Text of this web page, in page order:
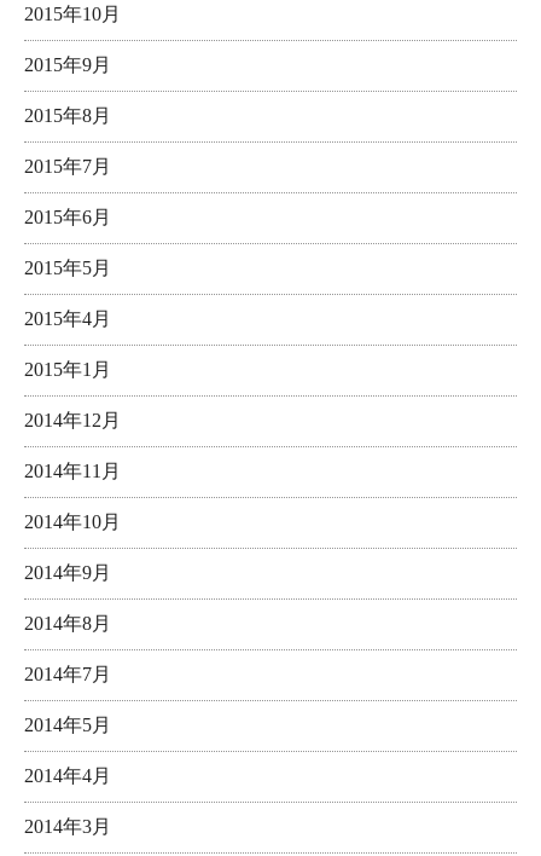
2015年10月
2015年9月
2015年8月
2015年7月
2015年6月
2015年5月
2015年4月
2015年1月
2014年12月
2014年11月
2014年10月
2014年9月
2014年8月
2014年7月
2014年5月
2014年4月
2014年3月